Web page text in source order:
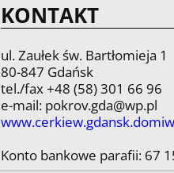
KONTAKT
ul. Zaułek św. Bartłomieja 1
80-847 Gdańsk
tel./fax +48 (58) 301 66 96
e-mail: pokrov.gda@wp.pl
Konto bankowe parafii: 67